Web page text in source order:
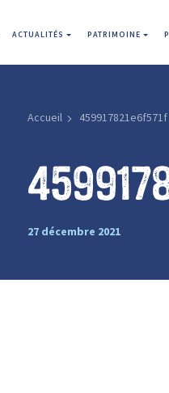
ACTUALITÉS PATRIMOINE
Accueil 459917821e6f571f
27 décembre 2021